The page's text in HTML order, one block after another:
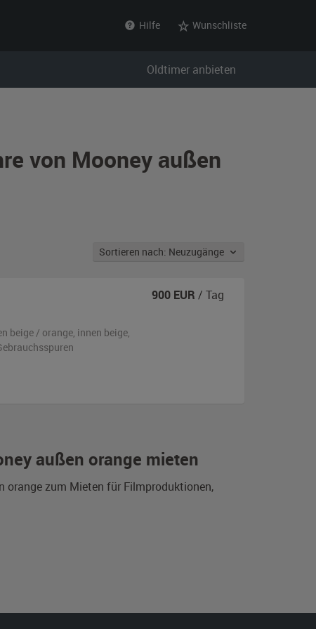
Hilfe Wunschliste
Oldtimer anbieten
von Mooney außen
Sortieren nach: Neuzugänge
außen orange mieten
orange zum Mieten für Filmproduktionen,
beige / orange, innen beige,
900 EUR / Tag